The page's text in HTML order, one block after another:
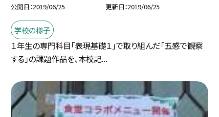
公開日 2019/06/25 更新日 2019/06/25
学校の様子
１年生の専門科目「表現基礎１」で取り組んだ「五感で観察
する」の課題作品を、本校記...